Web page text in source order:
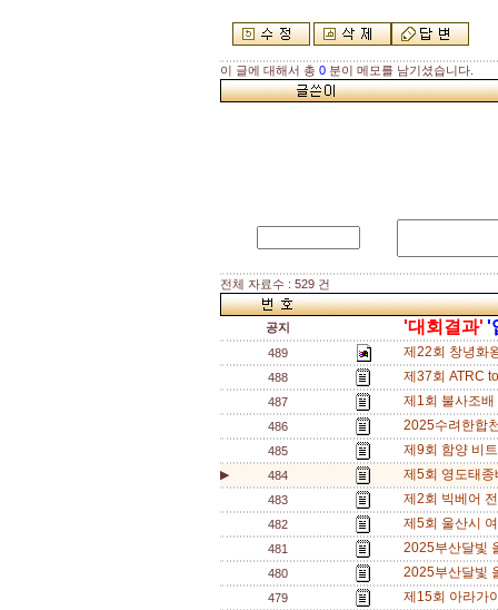
이 글에 대해서 총 0 분이 메모를 남기셨습니다.
전체 자료수 : 529 건
공지 '대회결과' '
489 제22회 창녕화
488 제37회 ATRC
487 제1회 불사조
486 2025수려한합
485 제9회 함양 비
▶ 484 제5회 영도태
483 제2회 빅베어
482 제5회 울산시
481 2025부산달빛
480 2025부산달빛
479 제15회 아라가